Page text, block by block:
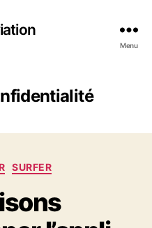
Menu
SURFER